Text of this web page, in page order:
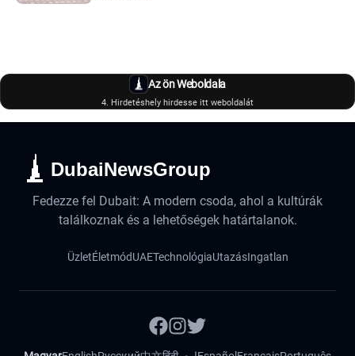
Az ön Weboldala
4. Hirdetéshely hirdesse itt weboldalát
DubaiNewsGroup
Fedezze fel Dubait: A modern csoda, ahol a kultúrák
találkoznak és a lehetőségek határtalanok.
ÜzletÉletmódUAETechnológiaUtazásIngatlan